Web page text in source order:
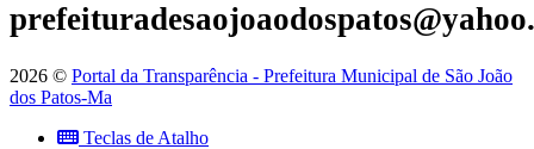
2026 © Portal da Transparência - Prefeitura Municipal de São João
dos Patos-Ma
Teclas de Atalho